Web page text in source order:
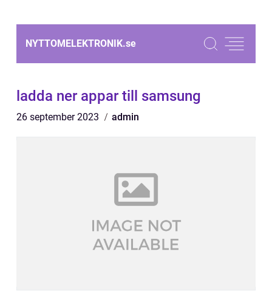
NYTTOMELEKTRONIK.se
ladda ner appar till samsung
26 september 2023 admin